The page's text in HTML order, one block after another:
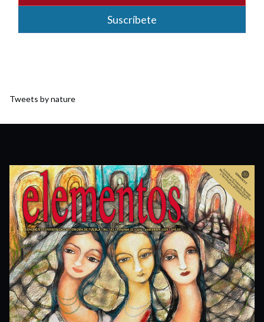
Suscríbete
Tweets by nature